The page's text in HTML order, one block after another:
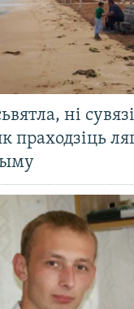
ні
праходзіць